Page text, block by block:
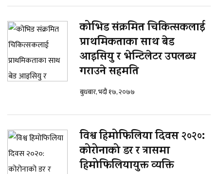
कोभिड संक्रमित चिकित्सकलाई
प्राथमिकताका साथ बेड
आइसियु र भेन्टिलेटर उपलब्ध
गराउने सहमति
बुधबार, भदौ १७, २०७७
विश्व हिमोफिलिया दिवस २०२०:
कोरोनाको डर र त्रासमा
हिमोफिलियायुक्त व्यक्ति